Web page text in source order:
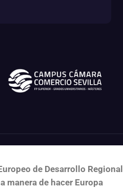
de Desarrollo Regional
manera de hacer Europa